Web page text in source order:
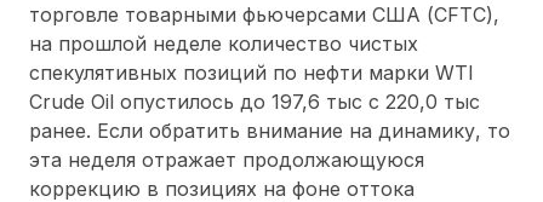
торговле товарными фьючерсами США (CFTC),
на прошлой неделе количество чистых
спекулятивных позиций по нефти марки WTI
Crude Oil опустилось до 197,6 тыс с 220,0 тыс
ранее. Если обратить внимание на динамику, то
эта неделя отражает продолжающуюся
коррекцию в позициях на фоне оттока